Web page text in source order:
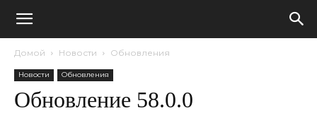
Домой Новости Обновления
Новости Обновления
Обновление 58.0.0